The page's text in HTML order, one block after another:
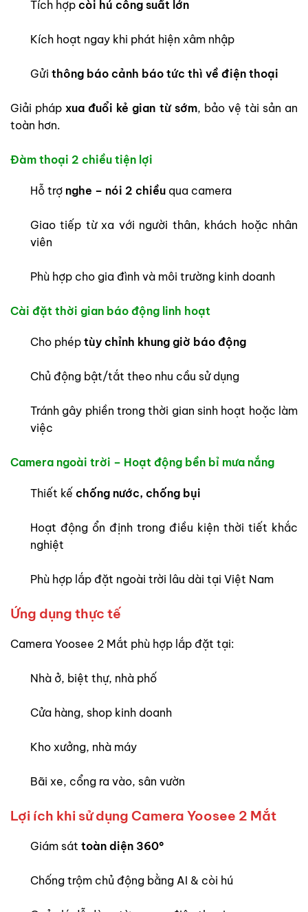
Tích hợp còi hú công suất lớn
Kích hoạt ngay khi phát hiện xâm nhập
Gửi thông báo cảnh báo tức thì về điện thoại
Giải phápxua đuổi kẻ gian từ sớm, bảo vệ tài sản an
toàn hơn.
Đàm thoại 2 chiều tiện lợi
Hỗ trợ nghe – nói 2 chiềuqua camera
Giao tiếp từ xa với người thân, khách hoặc nhân
viên
Phù hợp cho gia đình và môi trường kinh doanh
Cài đặt thời gian báo động linh hoạt
Cho phép tùy chỉnh khung giờ báo động
Chủ động bật/tắt theo nhu cầu sử dụng
Tránh gây phiền trong thời gian sinh hoạt hoặc làm
việc
Camera ngoài trời – Hoạt động bền bỉ mưa nắng
Thiết kế chống nước, chống bụi
Hoạt động ổn định trong điều kiện thời tiết khắc
nghiệt
Phù hợp lắp đặt ngoài trời lâu dài tại Việt Nam
Ứng dụng thực tế
Camera Yoosee 2 Mắt phù hợp lắp đặt tại:
Nhà ở, biệt thự, nhà phố
Cửa hàng, shop kinh doanh
Kho xưởng, nhà máy
Bãi xe, cổng ra vào, sân vườn
Lợi ích khi sử dụng Camera Yoosee 2 Mắt
Giám sát toàn diện 360°
Chống trộm chủ động bằng AI & còi hú